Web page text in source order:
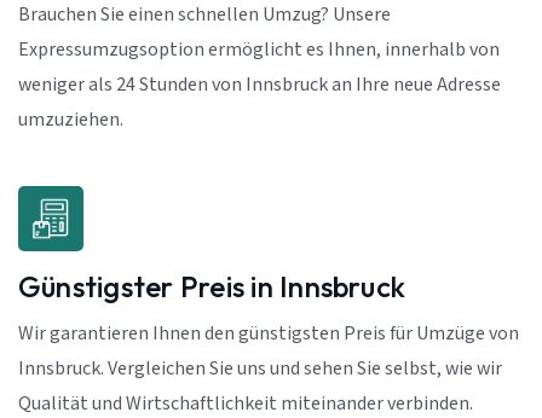
Brauchen Sie einen schnellen Umzug? Unsere
Expressumzugsoption ermöglicht es Ihnen, innerhalb von
weniger als 24 Stunden von Innsbruck an Ihre neue Adresse
umzuziehen.
Günstigster Preis in Innsbruck
Wir garantieren Ihnen den günstigsten Preis für Umzüge von
Innsbruck. Vergleichen Sie uns und sehen Sie selbst, wie wir
Qualität und Wirtschaftlichkeit miteinander verbinden.